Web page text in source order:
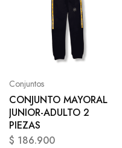
Conjuntos
CONJUNTO MAYORAL
JUNIOR-ADULTO 2
PIEZAS
$ 186.900